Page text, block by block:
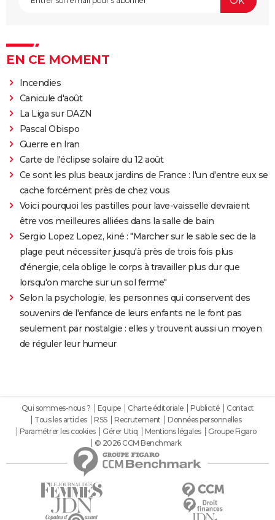
EN CE MOMENT
Incendies
Canicule d'août
La Liga sur DAZN
Pascal Obispo
Guerre en Iran
Carte de l'éclipse solaire du 12 août
Ce sont les plus beaux jardins de France : l'un d'entre eux se
cache forcément près de chez vous
Voici pourquoi les pastilles pour lave-vaisselle devraient
être vos meilleures alliées dans la salle de bain
Sergio Lopez Lopez, kiné : "Marcher sur le sable sec de la
plage peut nécessiter jusqu'à près de trois fois plus
d'énergie, cela oblige le corps à travailler plus dur que
lorsqu'on marche sur un sol ferme"
Selon la psychologie, les personnes qui conservent des
souvenirs de l'enfance de leurs enfants ne le font pas
seulement par nostalgie : elles y trouvent aussi un moyen
de réguler leur humeur
Qui sommes-nous ? Equipe Charte éditoriale Publicité
Contact
Tous les articles
RSS Recrutement
Données personnelles
Paramétrer les cookies
Gérer Utiq Mentions légales
Groupe Figaro
© 2026 CCM Benchmark